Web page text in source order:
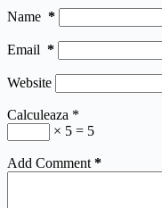
Name *
Email *
Website
Calculeaza *
× 5 = 5
Add Comment *